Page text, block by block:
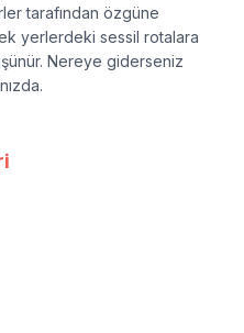
tarafından özgüne
yerlerdeki sessil rotalara
Nereye giderseniz